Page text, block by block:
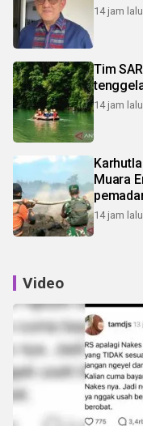
14 jam lalu
Tim
14 jam lalu
Muara
14 jam lalu
Video